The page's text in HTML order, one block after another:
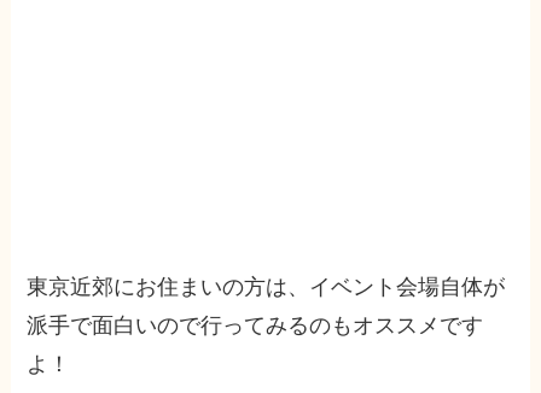
東京近郊にお住まいの方は、イベント会場自体が
派手で面白いので行ってみるのもオススメです
よ！